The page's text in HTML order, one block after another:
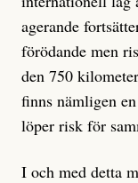
agerande
förödande men
den 750
finns nämligen
löper risk för
I och med detta